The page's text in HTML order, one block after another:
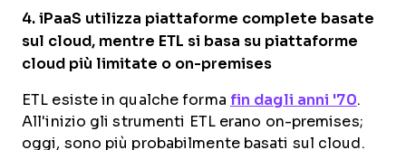
4. iPaaS utilizza piattaforme complete basate
sul cloud, mentre ETL si basa su piattaforme
cloud più limitate o on-premises
ETL esiste in qualche forma fin dagli anni '70.
All'inizio gli strumenti ETL erano on-premises;
oggi, sono più probabilmente basati sul cloud.